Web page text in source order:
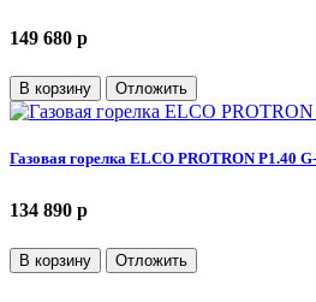
149 680 p
В корзину Отложить
Газовая горелка ELCO PROTRON P1.40
134 890 p
В корзину Отложить